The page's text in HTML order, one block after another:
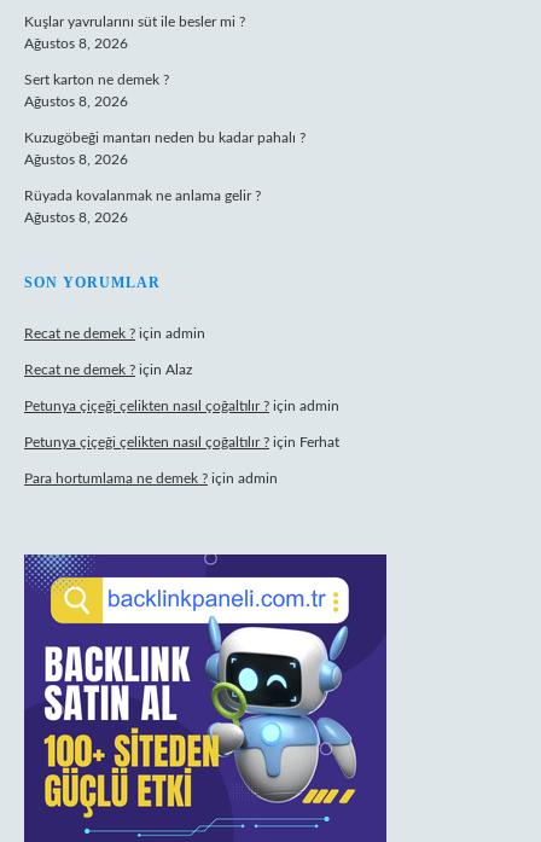
Kuşlar yavrularını süt ile besler mi ?
Ağustos 8, 2026
Sert karton ne demek ?
Ağustos 8, 2026
Kuzugöbeği mantarı neden bu kadar pahalı ?
Ağustos 8, 2026
Rüyada kovalanmak ne anlama gelir ?
Ağustos 8, 2026
SON YORUMLAR
Recat ne demek ? için admin
Recat ne demek ? için Alaz
Petunya çiçeği çelikten nasıl çoğaltılır ? için admin
Petunya çiçeği çelikten nasıl çoğaltılır ? için Ferhat
Para hortumlama ne demek ? için admin